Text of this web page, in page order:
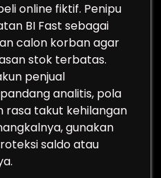
online fiktif. Penipu
BI Fast sebagai
calon korban agar
stok terbatas.
penjual
analitis, pola
rasa takut kehilangan
gunakan
saldo atau